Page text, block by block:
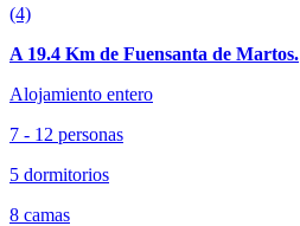
(4)
A 19.4 Km de Fuensanta de Martos.
Alojamiento entero
7 - 12 personas
5 dormitorios
8 camas